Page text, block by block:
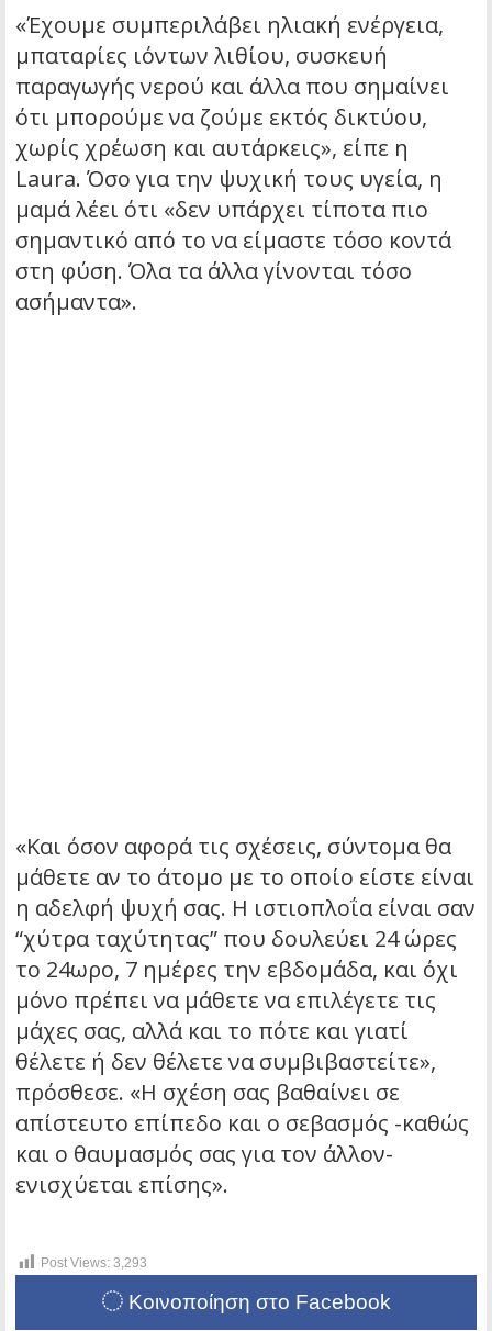
«Έχουμε συμπεριλάβει ηλιακή ενέργεια,
μπαταρίες ιόντων λιθίου, συσκευή
παραγωγής νερού και άλλα που σημαίνει
ότι μπορούμε να ζούμε εκτός δικτύου,
χωρίς χρέωση και αυτάρκεις», είπε η
Laura. Όσο για την ψυχική τους υγεία, η
μαμά λέει ότι «δεν υπάρχει τίποτα πιο
σημαντικό από το να είμαστε τόσο κοντά
στη φύση. Όλα τα άλλα γίνονται τόσο
ασήμαντα».
«Και όσον αφορά τις σχέσεις, σύντομα θα
μάθετε αν το άτομο με το οποίο είστε είναι
η αδελφή ψυχή σας. Η ιστιοπλοΐα είναι σαν
“χύτρα ταχύτητας” που δουλεύει 24 ώρες
το 24ωρο, 7 ημέρες την εβδομάδα, και όχι
μόνο πρέπει να μάθετε να επιλέγετε τις
μάχες σας, αλλά και το πότε και γιατί
θέλετε ή δεν θέλετε να συμβιβαστείτε»,
πρόσθεσε. «Η σχέση σας βαθαίνει σε
απίστευτο επίπεδο και ο σεβασμός -καθώς
και ο θαυμασμός σας για τον άλλον-
ενισχύεται επίσης».
Post Views: 3,293
Κοινοποίηση στο Facebook